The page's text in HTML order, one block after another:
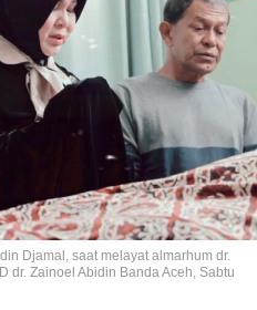
Djamal, saat melayat almarhum dr.
dr. Zainoel Abidin Banda Aceh, Sabtu